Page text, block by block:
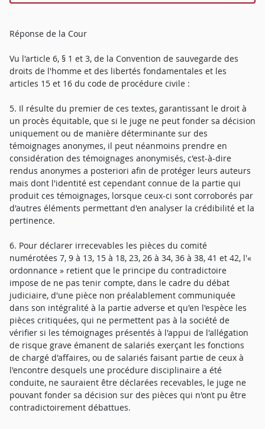
Réponse de la Cour
Vu l'article 6, § 1 et 3, de la Convention de sauvegarde des
droits de l'homme et des libertés fondamentales et les
articles 15 et 16 du code de procédure civile :
5. Il résulte du premier de ces textes, garantissant le droit à
un procès équitable, que si le juge ne peut fonder sa décision
uniquement ou de manière déterminante sur des
témoignages anonymes, il peut néanmoins prendre en
considération des témoignages anonymisés, c'est-à-dire
rendus anonymes a posteriori afin de protéger leurs auteurs
mais dont l'identité est cependant connue de la partie qui
produit ces témoignages, lorsque ceux-ci sont corroborés par
d'autres éléments permettant d'en analyser la crédibilité et la
pertinence.
6. Pour déclarer irrecevables les pièces du comité
numérotées 7, 9 à 13, 15 à 18, 23, 26 à 34, 36 à 38, 41 et 42, l'«
ordonnance » retient que le principe du contradictoire
impose de ne pas tenir compte, dans le cadre du débat
judiciaire, d'une pièce non préalablement communiquée
dans son intégralité à la partie adverse et qu'en l'espèce les
pièces critiquées, qui ne permettent pas à la société de
vérifier si les témoignages présentés à l'appui de l'allégation
de risque grave émanent de salariés exerçant les fonctions
de chargé d'affaires, ou de salariés faisant partie de ceux à
l'encontre desquels une procédure disciplinaire a été
conduite, ne sauraient être déclarées recevables, le juge ne
pouvant fonder sa décision sur des pièces qui n'ont pu être
contradictoirement débattues.